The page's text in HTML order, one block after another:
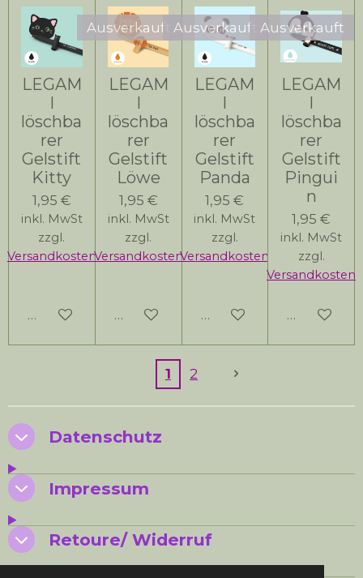
LEGAM
I
löschba
rer
Gelstift
Kitty
1,95 €
inkl. MwSt
zzgl.
Versandkosten
In den Warenkorb
Ausverkauft
LEGAM
I
löschba
rer
Gelstift
Löwe
1,95 €
inkl. MwSt
zzgl.
Versandkosten
Bei Verfügbarkeit benachrichtigen
Ausverkauft
LEGAM
I
löschba
rer
Gelstift
Panda
1,95 €
inkl. MwSt
zzgl.
Versandkosten
Bei Verfügbarkeit
Ausverkauft
LEGAM
I
löschba
rer
Gelstift
Pingui
n
1,95 €
inkl. MwSt
zzgl.
Versandkosten
Bei
1 2
Datenschutz
Impressum
Retoure/ Widerruf